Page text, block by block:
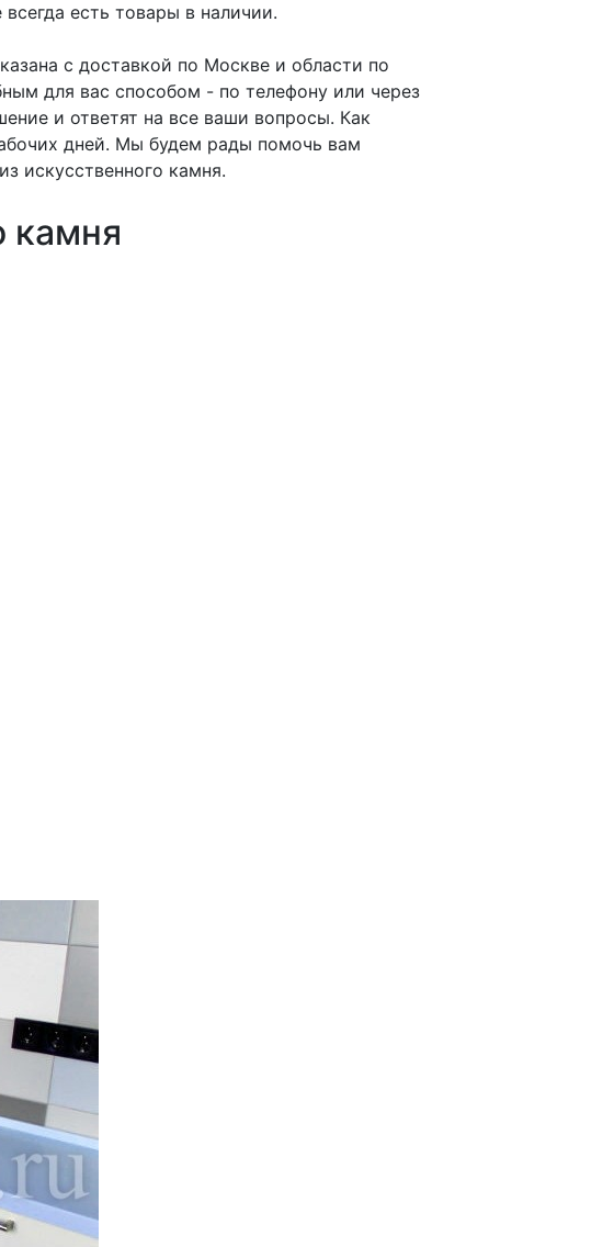
есть товары в наличии.
с доставкой по Москве и области по
для вас способом - по телефону или через
и ответят на все ваши вопросы. Как
дней. Мы будем рады помочь вам
искусственного камня.
камня